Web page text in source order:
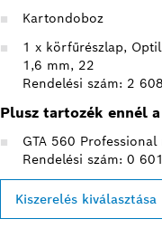
Kartondoboz
1 x körfűrészlap,
1,6 mm, 22
Rendelési szám: 2
Plusz tartozék ennél
GTA 560 Professional
Rendelési szám: 0
Kiszerelés kiválasztása